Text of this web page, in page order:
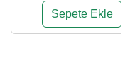
Sepete Ekle